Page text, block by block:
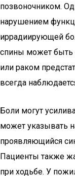
позвоночником.
нарушением
иррадиирующей
спины может быть
или раком
всегда
Боли могут
может указывать
проявляющийся
Пациенты также
при ходьбе. У